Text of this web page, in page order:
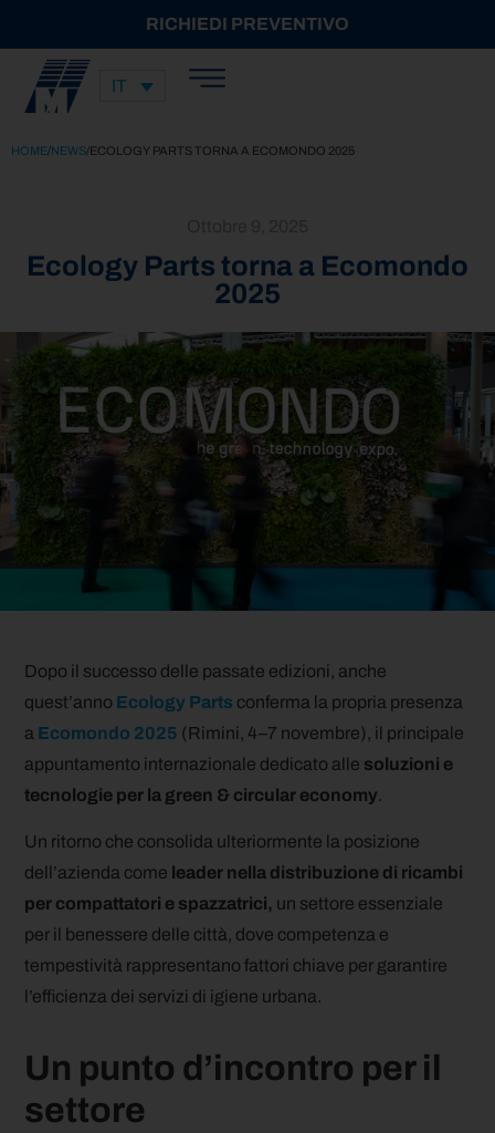
RICHIEDI PREVENTIVO
IT
HOME/NEWS/ECOLOGY PARTS TORNA A ECOMONDO 2025
Ecology Parts torna a Ecomondo
2025
Dopo il successo delle passate edizioni, anche
quest’anno Ecology Parts conferma la propria presenza
a Ecomondo 2025 (Rimini, 4–7 novembre), il principale
appuntamento internazionale dedicato alle soluzioni e
tecnologie per la green & circular economy.
Un ritorno che consolida ulteriormente la posizione
dell’azienda come leader nella distribuzione di ricambi
per compattatori e spazzatrici, un settore essenziale
per il benessere delle città, dove competenza e
tempestività rappresentano fattori chiave per garantire
l’efficienza dei servizi di igiene urbana.
Un punto d’incontro per il
settore